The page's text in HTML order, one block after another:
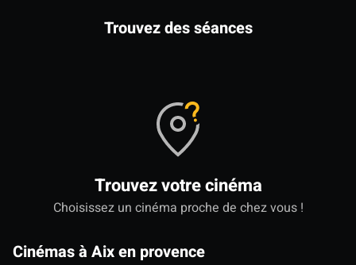
Trouvez des séances
Trouvez votre cinéma
Choisissez un cinéma proche de chez vous !
Cinémas à Aix en provence